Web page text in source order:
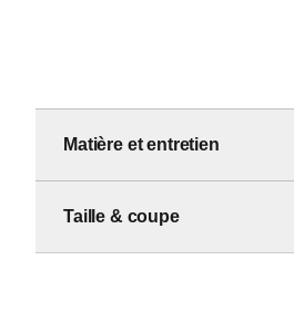
Matière et entretien
Taille & coupe